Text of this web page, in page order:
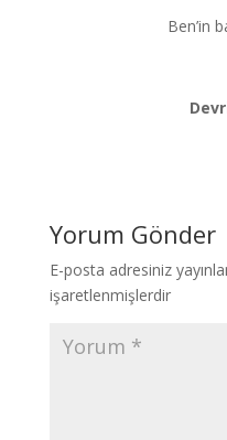
Ben’in
Yorum Gönder
E-posta adresiniz
işaretlenmişlerdir